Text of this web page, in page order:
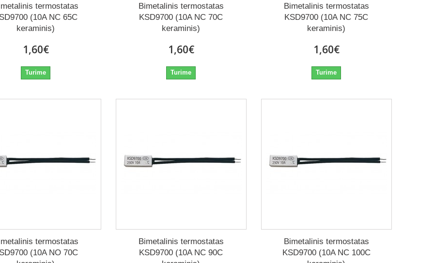
termostatas
(10A NC 65C
keraminis)
1,60€
Turime
Bimetalinis termostatas
KSD9700 (10A NC 70C
keraminis)
1,60€
Turime
Bimetalinis termostatas
KSD9700 (10A NC 75C
keraminis)
1,60€
Turime
termostatas
(10A NO 70C
Bimetalinis termostatas
KSD9700 (10A NC 90C
Bimetalinis termostatas
KSD9700 (10A NC 100C